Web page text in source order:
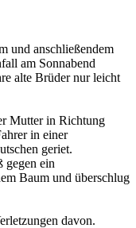
und anschließendem
am Sonnabend
alte Brüder nur leicht
Mutter in Richtung
in einer
geriet.
gegen ein
Baum und überschlug
davon.